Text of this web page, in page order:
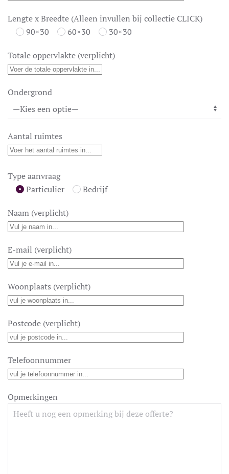
Lengte x Breedte (Alleen invullen bij collectie CLICK)
90×30
60×30 30×30
Totale oppervlakte (verplicht)
Ondergrond
Aantal ruimtes
Type aanvraag
Particulier
Bedrijf
Naam (verplicht)
E-mail (verplicht)
Woonplaats (verplicht)
Postcode (verplicht)
Telefoonnummer
Opmerkingen